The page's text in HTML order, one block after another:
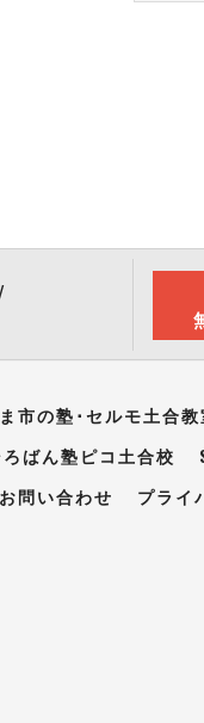
市の塾･セルモ土合
ろばん塾ピコ土合校
お問い合わせ プライ